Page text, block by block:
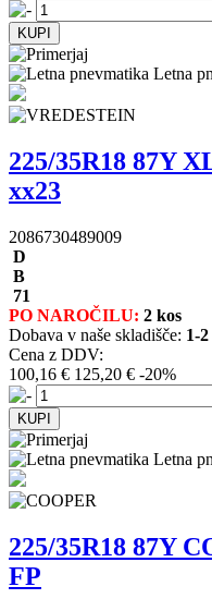
Letna
225/35R18 87Y
xx23
2086730489009
D
B
71
PO NAROČILU: 2 kos
Dobava v naše skladišče: 1-
Cena z DDV:
100,16 € 125,20 € -20%
Letna
225/35R18 87Y
FP